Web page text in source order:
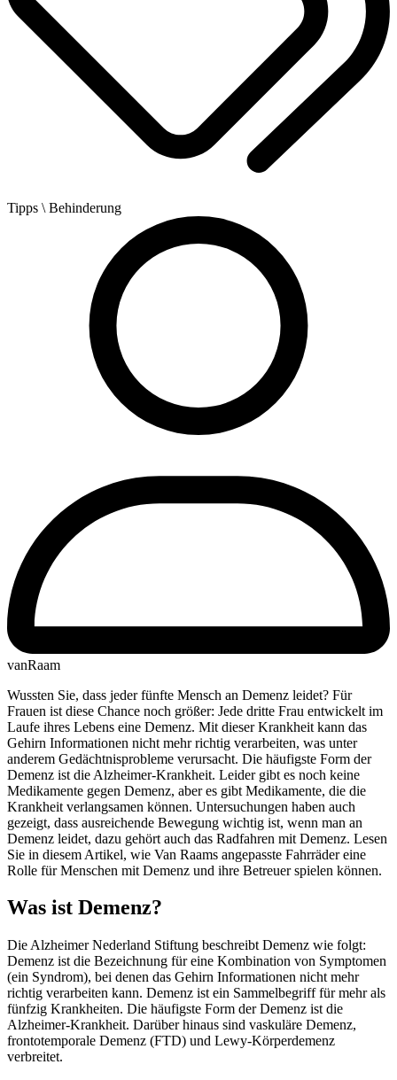
Tipps \ Behinderung
vanRaam
Wussten Sie, dass jeder fünfte Mensch an Demenz leidet? Für
Frauen ist diese Chance noch größer: Jede dritte Frau entwickelt im
Laufe ihres Lebens eine Demenz. Mit dieser Krankheit kann das
Gehirn Informationen nicht mehr richtig verarbeiten, was unter
anderem Gedächtnisprobleme verursacht. Die häufigste Form der
Demenz ist die Alzheimer-Krankheit. Leider gibt es noch keine
Medikamente gegen Demenz, aber es gibt Medikamente, die die
Krankheit verlangsamen können. Untersuchungen haben auch
gezeigt, dass ausreichende Bewegung wichtig ist, wenn man an
Demenz leidet, dazu gehört auch das Radfahren mit Demenz​. Lesen
Sie in diesem Artikel, wie Van Raams angepasste Fahrräder eine
Rolle für Menschen mit Demenz und ihre Betreuer spielen können.
Was ist Demenz?
Die Alzheimer Nederland Stiftung beschreibt Demenz wie folgt:
Demenz ist die Bezeichnung für eine Kombination von Symptomen
(ein Syndrom), bei denen das Gehirn Informationen nicht mehr
richtig verarbeiten kann. Demenz ist ein Sammelbegriff für mehr als
fünfzig Krankheiten. Die häufigste Form der Demenz ist die
Alzheimer-Krankheit. Darüber hinaus sind vaskuläre Demenz,
frontotemporale Demenz (FTD) und Lewy-Körperdemenz
verbreitet.